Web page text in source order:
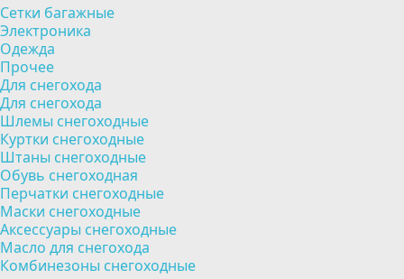
Сетки багажные
Электроника
Одежда
Прочее
Для снегохода
Для снегохода
Шлемы снегоходные
Куртки снегоходные
Штаны снегоходные
Обувь снегоходная
Перчатки снегоходные
Маски снегоходные
Аксессуары снегоходные
Масло для снегохода
Комбинезоны снегоходные